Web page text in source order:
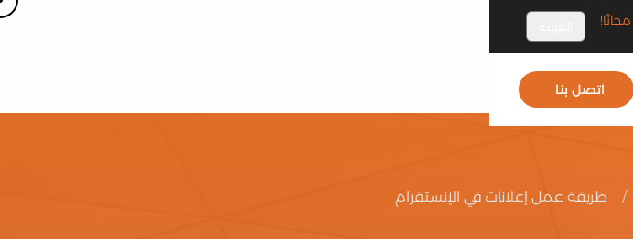
مجانًا!
اتصل بنا
/ طريقة عمل إعلانات في الإنستقرام